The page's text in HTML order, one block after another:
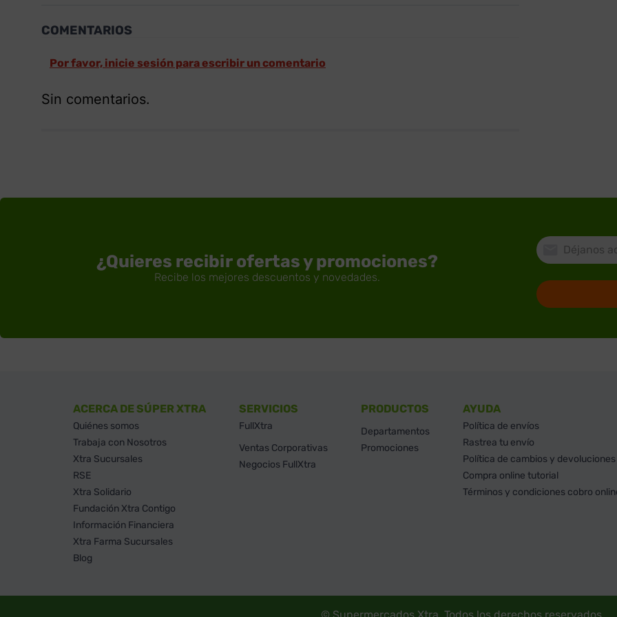
COMENTARIOS
Por favor, inicie sesión para escribir un comentario
Sin comentarios.
¿Quieres recibir ofertas y promociones?
ACERCA DE SÚPER XTRA
Quiénes somos
Trabaja con Nosotros
Xtra Sucursales
RSE
Xtra Solidario
Fundación Xtra Contigo
Información Financiera
Xtra Farma Sucursales
Blog
SERVICIOS
FullXtra
Ventas Corporativas
Negocios FullXtra
PRODUCTOS
Departamentos
Promociones
AYUDA
Política de envíos
Rastrea tu envío
Política de cambios y devoluciones
Compra online tutorial
Términos y condiciones cobro